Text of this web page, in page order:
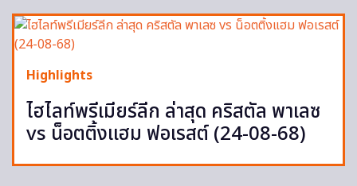
Highlights
ไฮไลท์พรีเมียร์ลีก ล่าสุด คริสตัล พาเลซ
vs น็อตติ้งแฮม ฟอเรสต์ (24-08-68)